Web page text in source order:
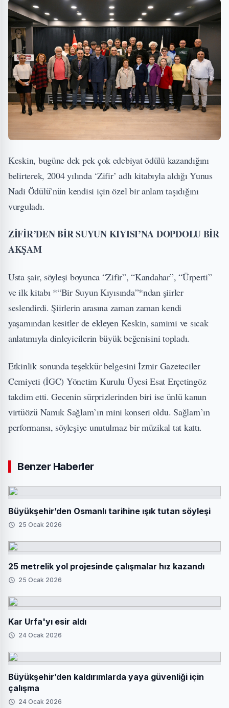
Keskin, bugüne dek pek çok edebiyat ödülü kazandığını
belirterek, 2004 yılında ‘Zifir’ adlı kitabıyla aldığı Yunus
Nadi Ödülü’nün kendisi için özel bir anlam taşıdığını
vurguladı.
ZİFİR’DEN BİR SUYUN KIYISI’NA DOPDOLU BİR
AKŞAM
Usta şair, söyleşi boyunca “Zifir”, “Kandahar”, “Ürperti”
ve ilk kitabı *“Bir Suyun Kıyısında”*ndan şiirler
seslendirdi. Şiirlerin arasına zaman zaman kendi
yaşamından kesitler de ekleyen Keskin, samimi ve sıcak
anlatımıyla dinleyicilerin büyük beğenisini topladı.
Etkinlik sonunda teşekkür belgesini İzmir Gazeteciler
Cemiyeti (İGC) Yönetim Kurulu Üyesi Esat Erçetingöz
takdim etti. Gecenin sürprizlerinden biri ise ünlü kanun
virtüözü Namık Sağlam’ın mini konseri oldu. Sağlam’ın
performansı, söyleşiye unutulmaz bir müzikal tat kattı.
Benzer Haberler
Büyükşehir’den Osmanlı tarihine ışık tutan söyleşi
25 Ocak 2026
25 metrelik yol projesinde çalışmalar hız kazandı
25 Ocak 2026
Kar Urfa'yı esir aldı
24 Ocak 2026
Büyükşehir’den kaldırımlarda yaya güvenliği için
çalışma
24 Ocak 2026